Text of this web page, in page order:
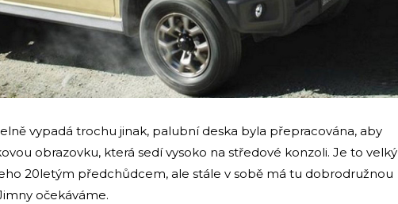
vypadá trochu jinak, palubní deska byla přepracována, aby
obrazovku, která sedí vysoko na středové konzoli. Je to velký
20letým předchůdcem, ale stále v sobě má tu dobrodružnou
očekáváme.